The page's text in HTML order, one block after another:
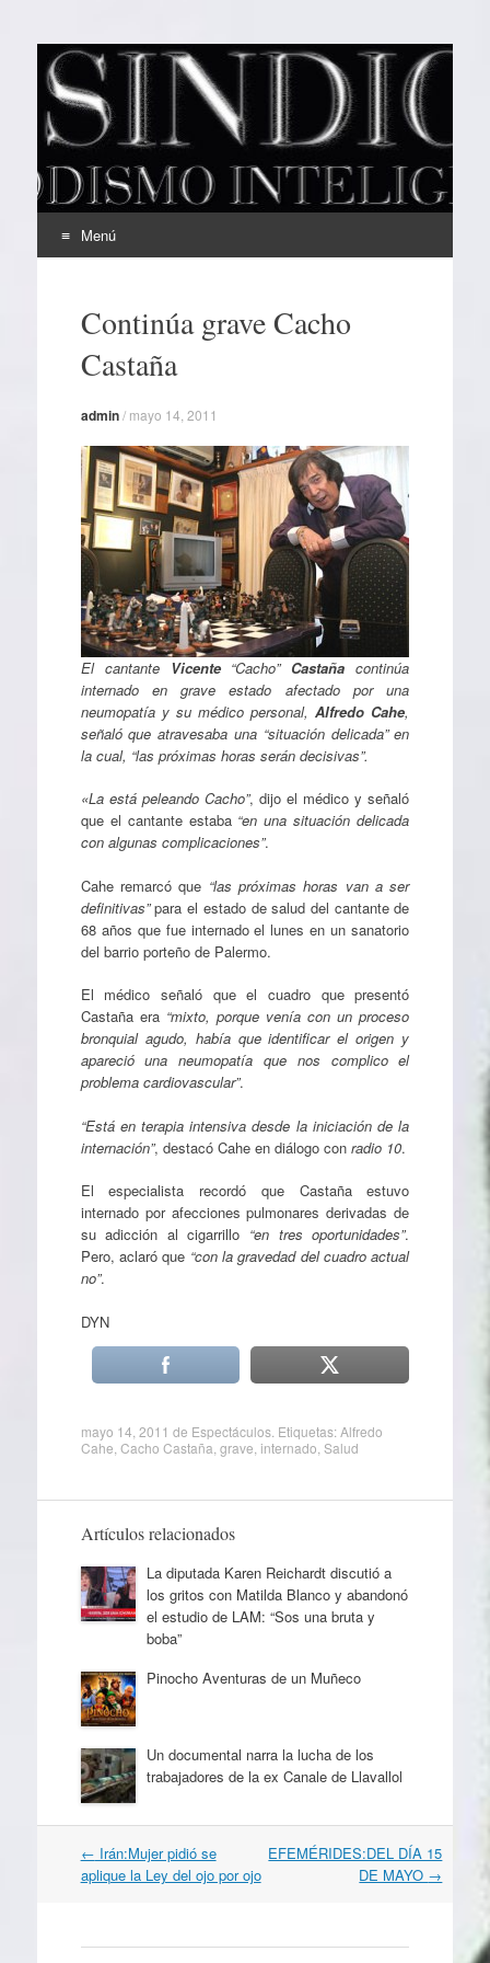
EL SINDICAL
Periodismo Inteligente
Menú
contenidoContinúa grave Cacho
Castaña
admin/ mayo 14, 2011
El cantante Vicente “Cacho” Castañacontinúa
internado en grave estado afectado por una
neumopatía y su médico personal,Alfredo Cahe,
señaló que atravesaba una “situación delicada” en
la cual, “las próximas horas serán decisivas”.
«La está peleando Cacho”, dijo el médico y señaló
que el cantante estaba “en una situación delicada
con algunas complicaciones”.
Cahe remarcó que “las próximas horas van a ser
definitivas”para el estado de salud del cantante de
68 años que fue internado el lunes en un sanatorio
del barrio porteño de Palermo.
El médico señaló que el cuadro que presentó
Castaña era “mixto, porque venía con un proceso
bronquial agudo, había que identificar el origen y
apareció una neumopatía que nos complico el
problema cardiovascular”.
“Está en terapia intensiva desde la iniciación de la
internación”, destacó Cahe en diálogo con radio 10.
El especialista recordó que Castaña estuvo
internado por afecciones pulmonares derivadas de
su adicción al cigarrillo “en tres oportunidades”.
Pero, aclaró que “con la gravedad del cuadro actual
no”.
DYN
mayo 14, 2011 de Espectáculos. Etiquetas:Alfredo
Cahe Cacho Castaña grave internado Salud
Artículos relacionados
La diputada Karen Reichardt discutió a
los gritos con Matilda Blanco y abandonó
el estudio de LAM: “Sos una bruta y
boba”
Pinocho Aventuras de un Muñeco
Un documental narra la lucha de los
trabajadores de la ex Canale de Llavallol
Navegación
por
← Irán:Mujer pidió se
aplique la Ley del ojo por ojo
EFEMÉRIDES:DEL DÍA 15
DE MAYO →